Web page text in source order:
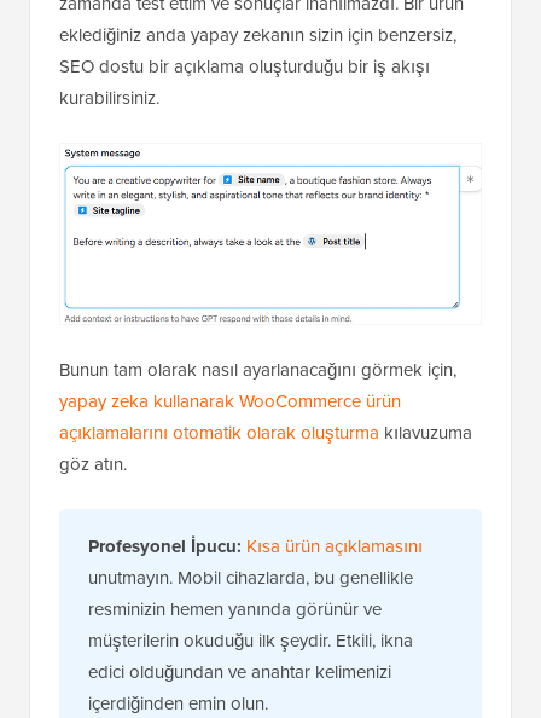
eklediğiniz anda yapay zekanın sizin için benzersiz,
SEO dostu bir açıklama oluşturduğu bir iş akışı
kurabilirsiniz.
Bunun tam olarak nasıl ayarlanacağını görmek için,
yapay zeka kullanarak WooCommerce ürün
açıklamalarını otomatik olarak oluşturma kılavuzuma
göz atın.
Profesyonel İpucu: Kısa ürün açıklamasını
unutmayın. Mobil cihazlarda, bu genellikle
resminizin hemen yanında görünür ve
müşterilerin okuduğu ilk şeydir. Etkili, ikna
edici olduğundan ve anahtar kelimenizi
içerdiğinden emin olun.